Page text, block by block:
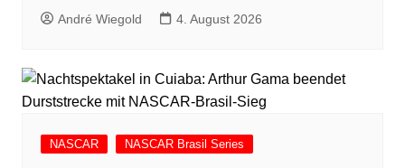
André Wiegold 4. August 2026
NASCAR NASCAR Brasil Series